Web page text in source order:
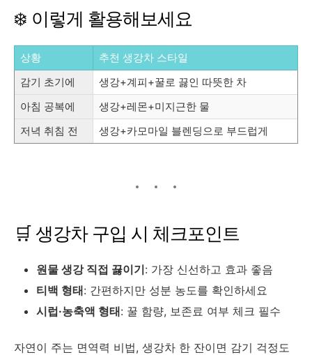
❄️ 이렇게 활용해보세요
상황
추천 생강차 스타일
감기 초기에
생강+계피+꿀로 끓인 따뜻한 차
아침 공복에
생강+레몬+미지근한 물
저녁 취침 전
생강+카모마일 블렌딩으로 부드럽게
🛒 생강차 구입 시 체크포인트
원물 생강 직접 끓이기: 가장 신선하고 효과 좋음
티백 형태: 간편하지만 성분 농도를 확인하세요
시럽·농축액 형태: 꿀 함량, 보존료 여부 체크 필수
자연이 주는 면역력 비법, 생강차 한 잔이면 감기 걱정도